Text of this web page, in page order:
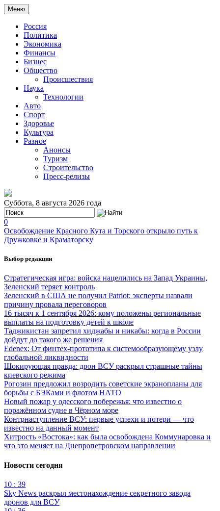
Меню
Россия
Политика
Экономика
Финансы
Бизнес
Общество
Происшествия
Наука
Технологии
Авто
Спорт
Здоровье
Культура
Разное
Анонсы
Туризм
Строительство
Пресс-релизы
Суббота, 8 августа 2026 года
0
Освобождение Красного Кута и Торского открыло путь к
Дружковке и Краматорску
Выбор редакции
Стратегическая игра: войска нацелились на Запад Украины,
Зеленский теряет контроль
Зеленский в США не получил Patriot: эксперты назвали
причину провала переговоров
16 тысяч к 1 сентября 2026: кому положены региональные
выплаты на подготовку детей к школе
Таджикистан запретил хиджабы и никабы: когда в России
дойдут до такого же решения
Edenex: От финтех-прототипа к системообразующему узлу
глобальной ликвидности
Шокирующая правда: дрон ВСУ раскрыл страшные тайны
киевского режима
Рогозин предложил возродить советские экранопланы для
борьбы с БЭКами и флотом НАТО
Новый пожар у одесского побережья: что известно о
поражённом судне в Чёрном море
Контрнаступление ВСУ: первые успехи и потери — что
известно на данный момент
Хитрость «Востока»: как была освобождена Коммунаровка и
что это меняет на Днепропетровском направлении
Новости сегодня
10 : 39
Sky News раскрыл местонахождение секретного завода
дронов для ВСУ